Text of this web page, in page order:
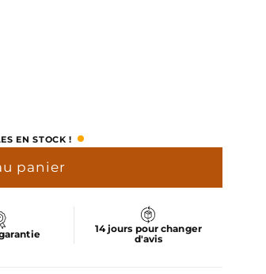
EN STOCK !
panier
14 jours pour changer
d'avis